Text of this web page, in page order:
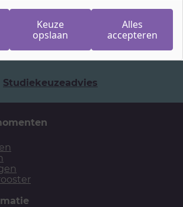
Ons
telefoonnummer:
024 - 89 04 500
Mail ons
Studiekeuzeadvies
Keuze
opslaan
Alles
accepteren